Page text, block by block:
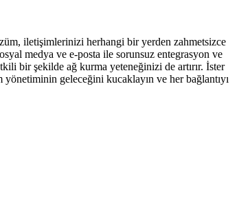
iletişimlerinizi herhangi bir yerden zahmetsizce
medya ve e-posta ile sorunsuz entegrasyon ve
bir şekilde ağ kurma yeteneğinizi de artırır. İster
geleceğini kucaklayın ve her bağlantıyı